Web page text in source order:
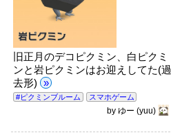
旧正月のデコピクミン、白ピクミ
ンと岩ピクミンはお迎えしてた(過
去形) »
#ピクミンブルーム スマホゲーム
byゆー(yuu)